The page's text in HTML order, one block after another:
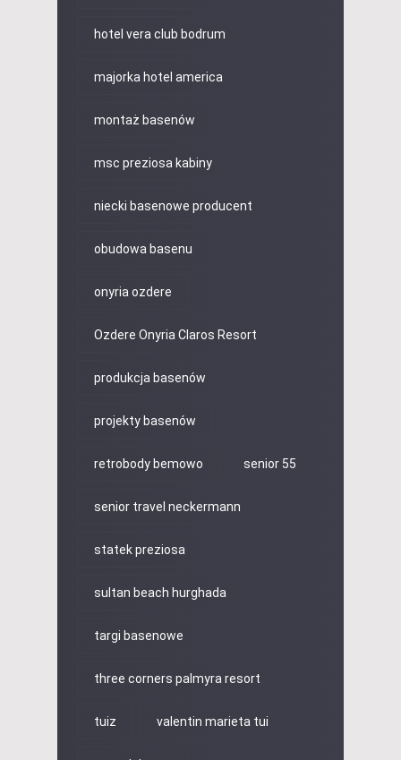
hotel vera club bodrum
majorka hotel america
montaż basenów
msc preziosa kabiny
niecki basenowe producent
obudowa basenu
onyria ozdere
Ozdere Onyria Claros Resort
produkcja basenów
projekty basenów
retrobody bemowo senior 55
senior travel neckermann
statek preziosa
sultan beach hurghada
targi basenowe
three corners palmyra resort
tuiz valentin marieta tui